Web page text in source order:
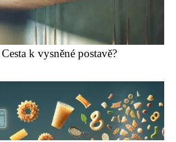
k vysněné postavě?